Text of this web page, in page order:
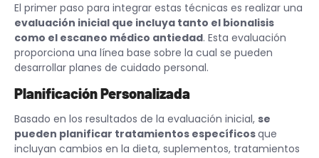
El primer paso para integrar estas técnicas es realizar una
evaluación inicial que incluya tanto el bionalisis
como el escaneo médico antiedad. Esta evaluación
proporciona una línea base sobre la cual se pueden
desarrollar planes de cuidado personal.
Planificación Personalizada
Basado en los resultados de la evaluación inicial, se
pueden planificar tratamientos específicosque
incluyan cambios en la dieta, suplementos, tratamientos